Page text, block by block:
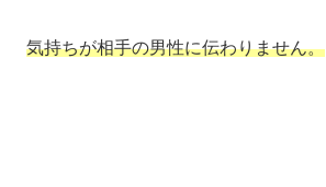
気持ちが相手の男性に伝わりません。